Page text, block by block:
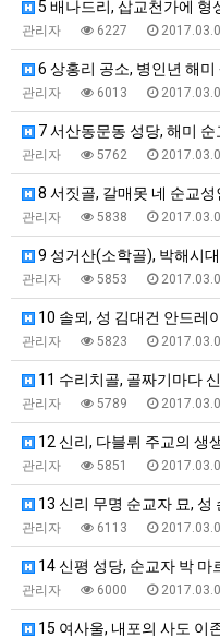
5 배나드리, 삽교천가에 형성된
관리자 6227
6 상홍리 공소, 병인년 해미
관리자 6013
7 서산동문동 성당, 해미 순교
관리자 5762
8 서짓골, 갈매못 네 순교성인
관리자 5838
9 성거산(소학골), 박해시대의
관리자 5853
10 솔뫼, 성 김대건 안드레아
관리자 5823
11 수리치골, 골짜기마다 신앙
관리자 5789
12 신리, 다블뤼 주교의 생생한
관리자 5851
13 신리 무명 순교자 묘, 성
관리자 6113
14 신평 성당, 순교자 박 마르
관리자 6000
15 여사울, 내포의 사도 이존